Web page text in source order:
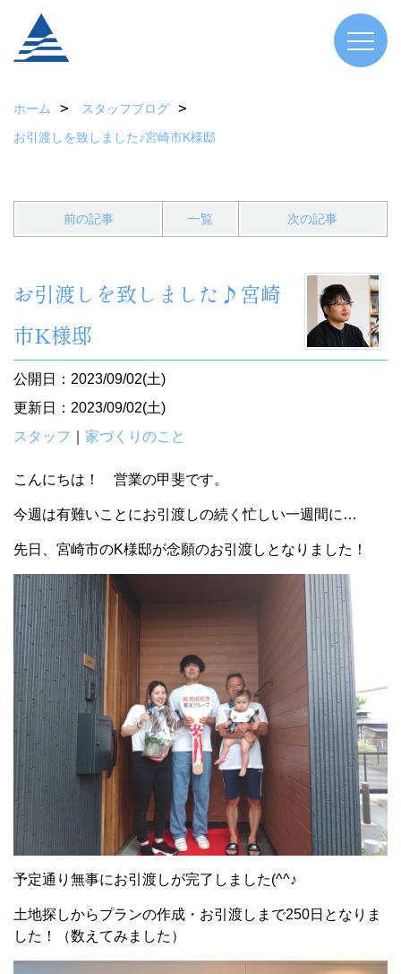
ホーム
スタッフブログ
お引渡しを致しました♪宮崎市K様邸
前の記事 一覧 次の記事
お引渡しを致しました♪宮崎
市K様邸
公開日：2023/09/02(土)
更新日：2023/09/02(土)
スタッフ
家づくりのこと
こんにちは！ 営業の甲斐です。
今週は有難いことにお引渡しの続く忙しい一週間に…
先日、宮崎市のK様邸が念願のお引渡しとなりました！
予定通り無事にお引渡しが完了しました(^^♪
土地探しからプランの作成・お引渡しまで250日となりま
した！（数えてみました）